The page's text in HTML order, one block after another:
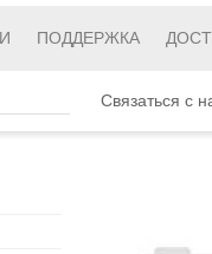
ПОДДЕРЖКА
Связаться с